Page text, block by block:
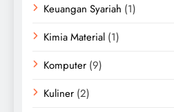
Keuangan Syariah (1)
Kimia Material (1)
Komputer (9)
Kuliner (2)